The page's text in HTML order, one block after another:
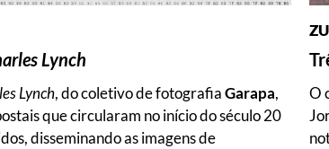
Lynch
Lynch, do coletivo de fotografiaGarapa,
que circularam no início do século 20
disseminando as imagens de
O